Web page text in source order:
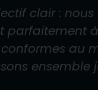
clair :
parfaitement
au
ensemble